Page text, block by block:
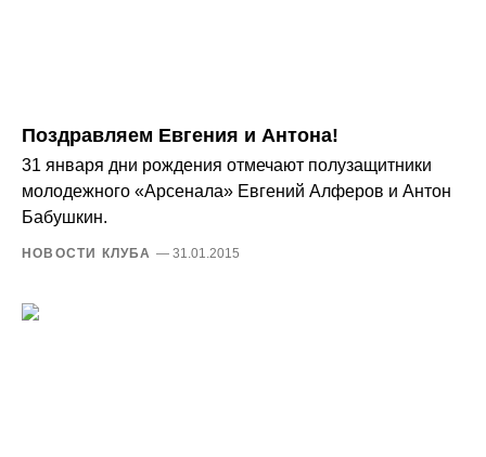
Поздравляем Евгения и Антона!
31 января дни рождения отмечают полузащитники
молодежного «Арсенала» Евгений Алферов и Антон
Бабушкин.
НОВОСТИ КЛУБА — 31.01.2015